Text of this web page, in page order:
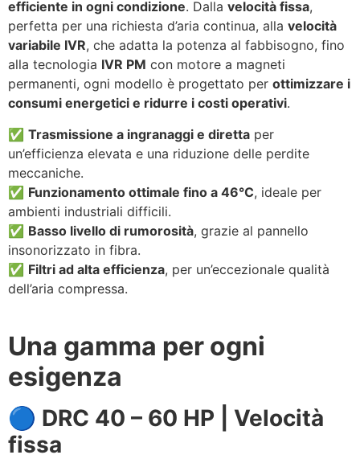
efficiente in ogni condizione. Dalla velocità fissa,
perfetta per una richiesta d’aria continua, alla velocità
variabile IVR, che adatta la potenza al fabbisogno, fino
alla tecnologia IVR PM con motore a magneti
permanenti, ogni modello è progettato per ottimizzare i
consumi energetici e ridurre i costi operativi.
✅ Trasmissione a ingranaggi e diretta per
un’efficienza elevata e una riduzione delle perdite
meccaniche.
✅ Funzionamento ottimale fino a 46°C, ideale per
ambienti industriali difficili.
✅ Basso livello di rumorosità, grazie al pannello
insonorizzato in fibra.
✅ Filtri ad alta efficienza, per un’eccezionale qualità
dell’aria compressa.
Una gamma per ogni
esigenza
🔵 DRC 40 – 60 HP | Velocità
fissa